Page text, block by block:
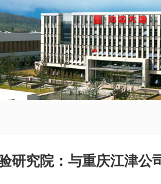
研究院：与重庆江津公